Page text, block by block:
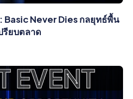
Basic Never Dies กลยุทธ์พื้น
รียบตลาด
EVENT